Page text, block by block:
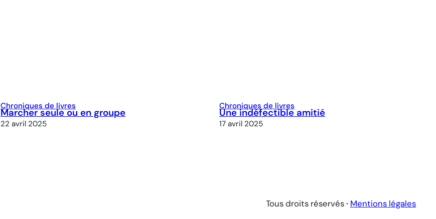
Chroniques de livres
Marcher seule ou en groupe
22 avril 2025
Chroniques de livres
Une indéfectible amitié
17 avril 2025
Tous droits réservés· Mentions légales